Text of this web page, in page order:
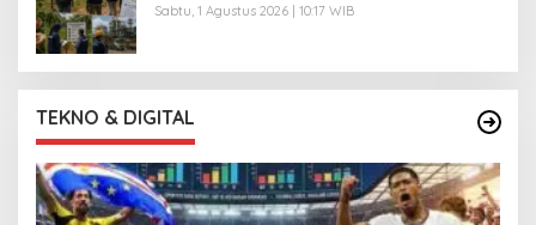
Sabtu, 1 Agustus 2026 | 10:17 WIB
TEKNO & DIGITAL